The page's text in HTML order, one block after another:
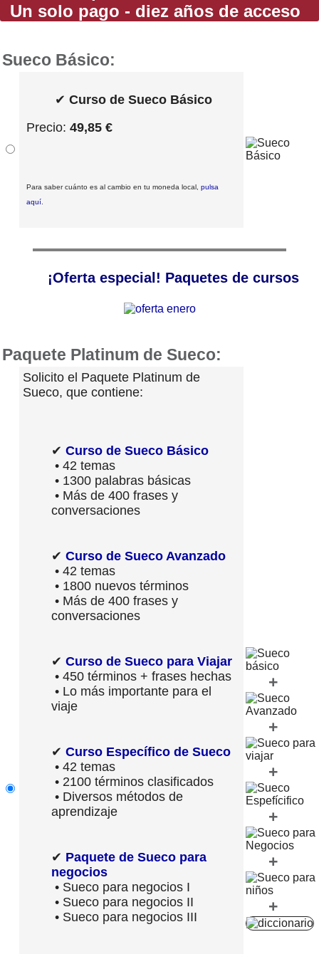
Un solo pago - diez años de acceso
Sueco Básico:
✔ Curso de Sueco Básico
Precio: 49,85 €
Para saber cuánto es al cambio en tu moneda local, pulsa
aquí
¡Oferta especial! Paquetes de cursos
Paquete Platinum de Sueco:
Solicito el Paquete Platinum de
Sueco, que contiene:
✔ Curso de Sueco Básico
• 42 temas
• 1300 palabras básicas
• Más de 400 frases y
conversaciones
✔ Curso de Sueco Avanzado
• 42 temas
• 1800 nuevos términos
• Más de 400 frases y
conversaciones
✔ Curso de Sueco para Viajar
• 450 términos + frases hechas
• Lo más importante para el
viaje
✔ Curso Específico de Sueco
• 42 temas
• 2100 términos clasificados
• Diversos métodos de
aprendizaje
✔ Paquete de Sueco para
negocios
• Sueco para negocios I
• Sueco para negocios II
• Sueco para negocios III
+
+
+
+
+
+